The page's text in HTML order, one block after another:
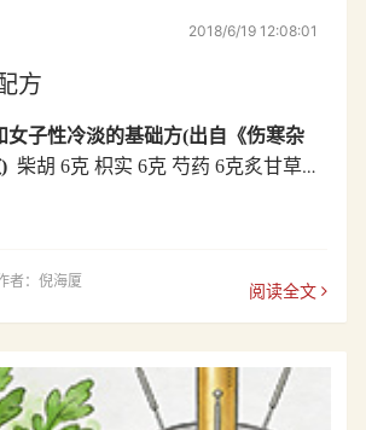
2018/6/19 12:08:01
方
女子性冷淡的基础方(出自《伤寒杂
) 柴胡 6克 枳实 6克 芍药 6克炙甘草6
者：倪海厦 阅读全文